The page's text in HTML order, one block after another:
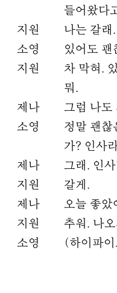
들어왔다
지원
나는 갈래.
소영
있어도 괜
지원
차 막혀.
뭐.
제나
그럼 나도
소영
정말 괜
가? 인사
제나
그래. 인
지원
갈게.
제나
오늘 좋았
지원
추워. 나
소영
(하이파